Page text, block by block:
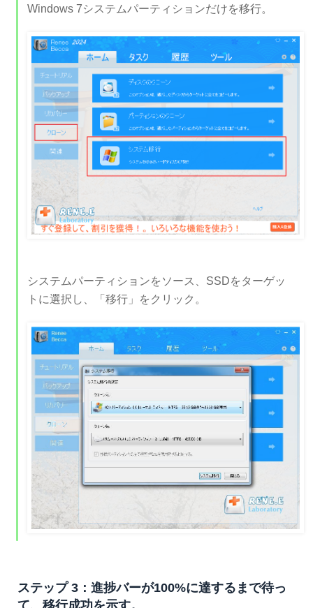
Windows 7システムパーティションだけを移行。
システムパーティションをソース、SSDをターゲッ
トに選択し、「移行」をクリック。
ステップ 3：進捗バーが100%に達するまで待っ